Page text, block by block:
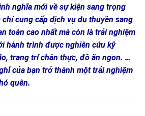
nghĩa mới về sự kiện sang trọng
cung cấp dịch vụ du thuyền sang
toàn cao nhất mà còn là trải nghiệm
hành trình được nghiên cứu kỹ
trang trí chân thực, đồ ăn ngon. …
của bạn trở thành một trải nghiệm
quên.